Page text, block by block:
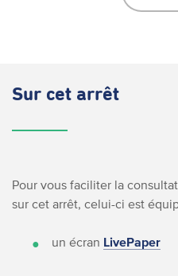
Sur cet arrêt
Pour vous faciliter la
sur cet arrêt, celui-ci est
un écran LivePaper